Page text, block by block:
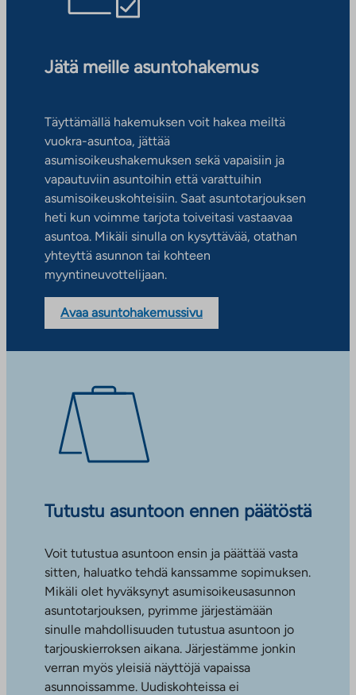
Jätä meille asuntohakemus
Täyttämällä hakemuksen voit hakea meiltä
vuokra-asuntoa, jättää
asumisoikeushakemuksen sekä vapaisiin ja
vapautuviin asuntoihin että varattuihin
asumisoikeuskohteisiin. Saat asuntotarjouksen
heti kun voimme tarjota toiveitasi vastaavaa
asuntoa. Mikäli sinulla on kysyttävää, otathan
yhteyttä asunnon tai kohteen
myyntineuvottelijaan.
Avaa asuntohakemussivu
Tutustu asuntoon ennen päätöstä
Voit tutustua asuntoon ensin ja päättää vasta
sitten, haluatko tehdä kanssamme sopimuksen.
Mikäli olet hyväksynyt asumisoikeusasunnon
asuntotarjouksen, pyrimme järjestämään
sinulle mahdollisuuden tutustua asuntoon jo
tarjouskierroksen aikana. Järjestämme jonkin
verran myös yleisiä näyttöjä vapaissa
asunnoissamme. Uudiskohteissa ei